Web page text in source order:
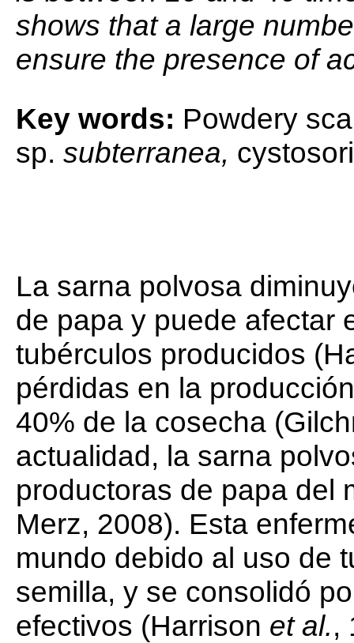
shows that a large
ensure the presence of
Key words: Powdery
sp. subterranea,
La sarna polvosa
de papa y puede afectar
tubérculos producidos
pérdidas en la
40% de la cosecha
actualidad, la sarna
productoras de papa del
Merz, 2008). Esta
mundo debido al uso de
semilla, y se consolidó
efectivos (Harrison et al.,